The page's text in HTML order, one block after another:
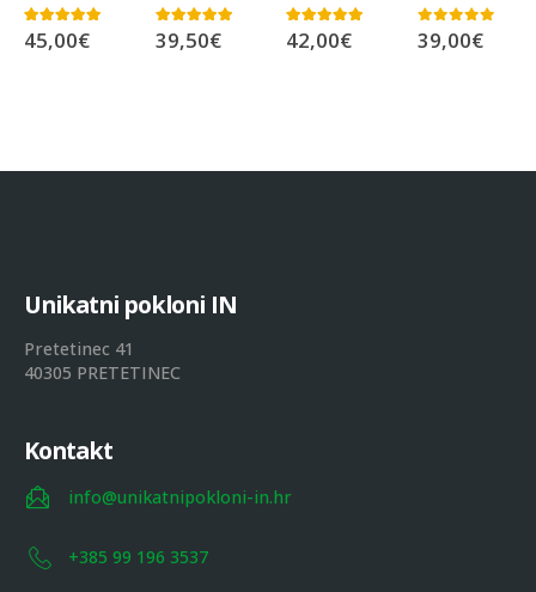
5.00 out of 5
45,00€ 5.00 out of 5
39,50€ 5.00 out of 5
42,00€ 0out of 5
39,00€
Unikatni pokloni IN
Pretetinec 41
40305 PRETETINEC
Kontakt
info@unikatnipokloni-in.hr
+385 99 196 3537